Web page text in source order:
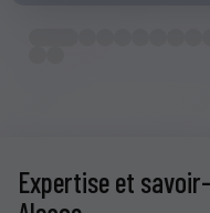
Expertise et